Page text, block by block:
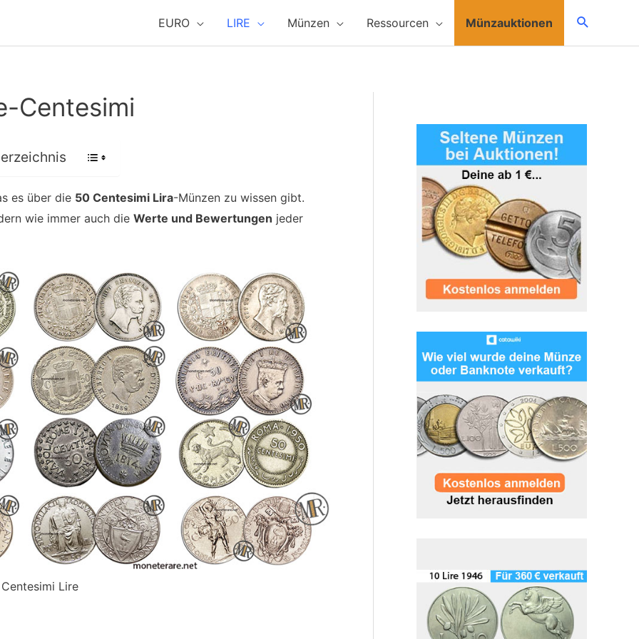
EURO LIRE Münzen Ressourcen Münzauktionen
Centesimi
es über die 50 Centesimi Lira-Münzen zu wissen gibt.
wie immer auch die Werte und Bewertungen jeder
Lire